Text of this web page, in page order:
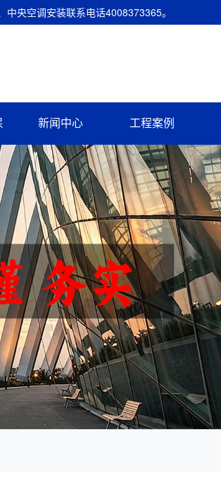
央空调安装联系电话4008373365。
新闻中心 工程案例